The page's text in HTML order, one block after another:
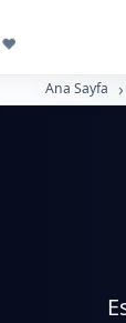
Ana Sayfa